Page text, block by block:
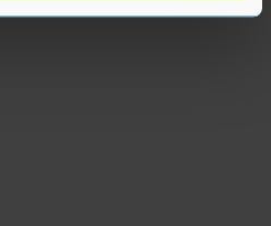
elk moment wijzigen of